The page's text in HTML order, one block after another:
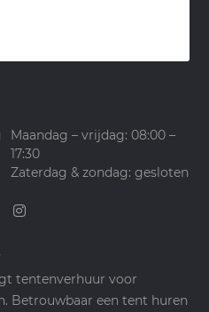
Maandag – vrijdag: 08:00 –
17:30
Zaterdag & zondag: gesloten
tentenverhuur voor
Betrouwbaar een tent huren